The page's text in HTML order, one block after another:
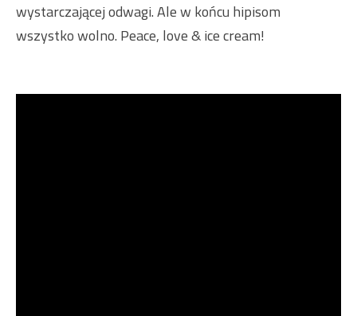
wystarczającej odwagi. Ale w końcu hipisom
wszystko wolno. Peace, love & ice cream!